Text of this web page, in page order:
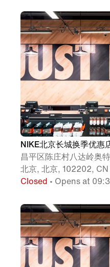
NIKE北京长城换季优惠
昌平区陈庄村八达岭奥
北京, 北京, 102202, CN
Closed • Opens at